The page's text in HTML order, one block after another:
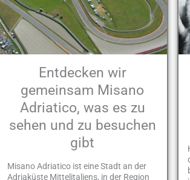
Entdecken wir
gemeinsam Misano
Adriatico, was es zu
sehen und zu besuchen
gibt
Misano Adriatico ist eine Stadt an der
Adriaküste Mittelitaliens, in der Region